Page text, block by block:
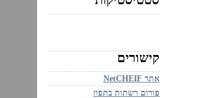
קישורים
אתר NetCHEIF
פורום רשתות בתפוז